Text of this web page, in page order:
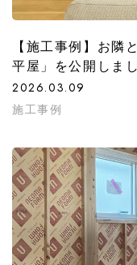
【施工事例】お隣
平屋」を公開しまし
2026.03.09
施工事例